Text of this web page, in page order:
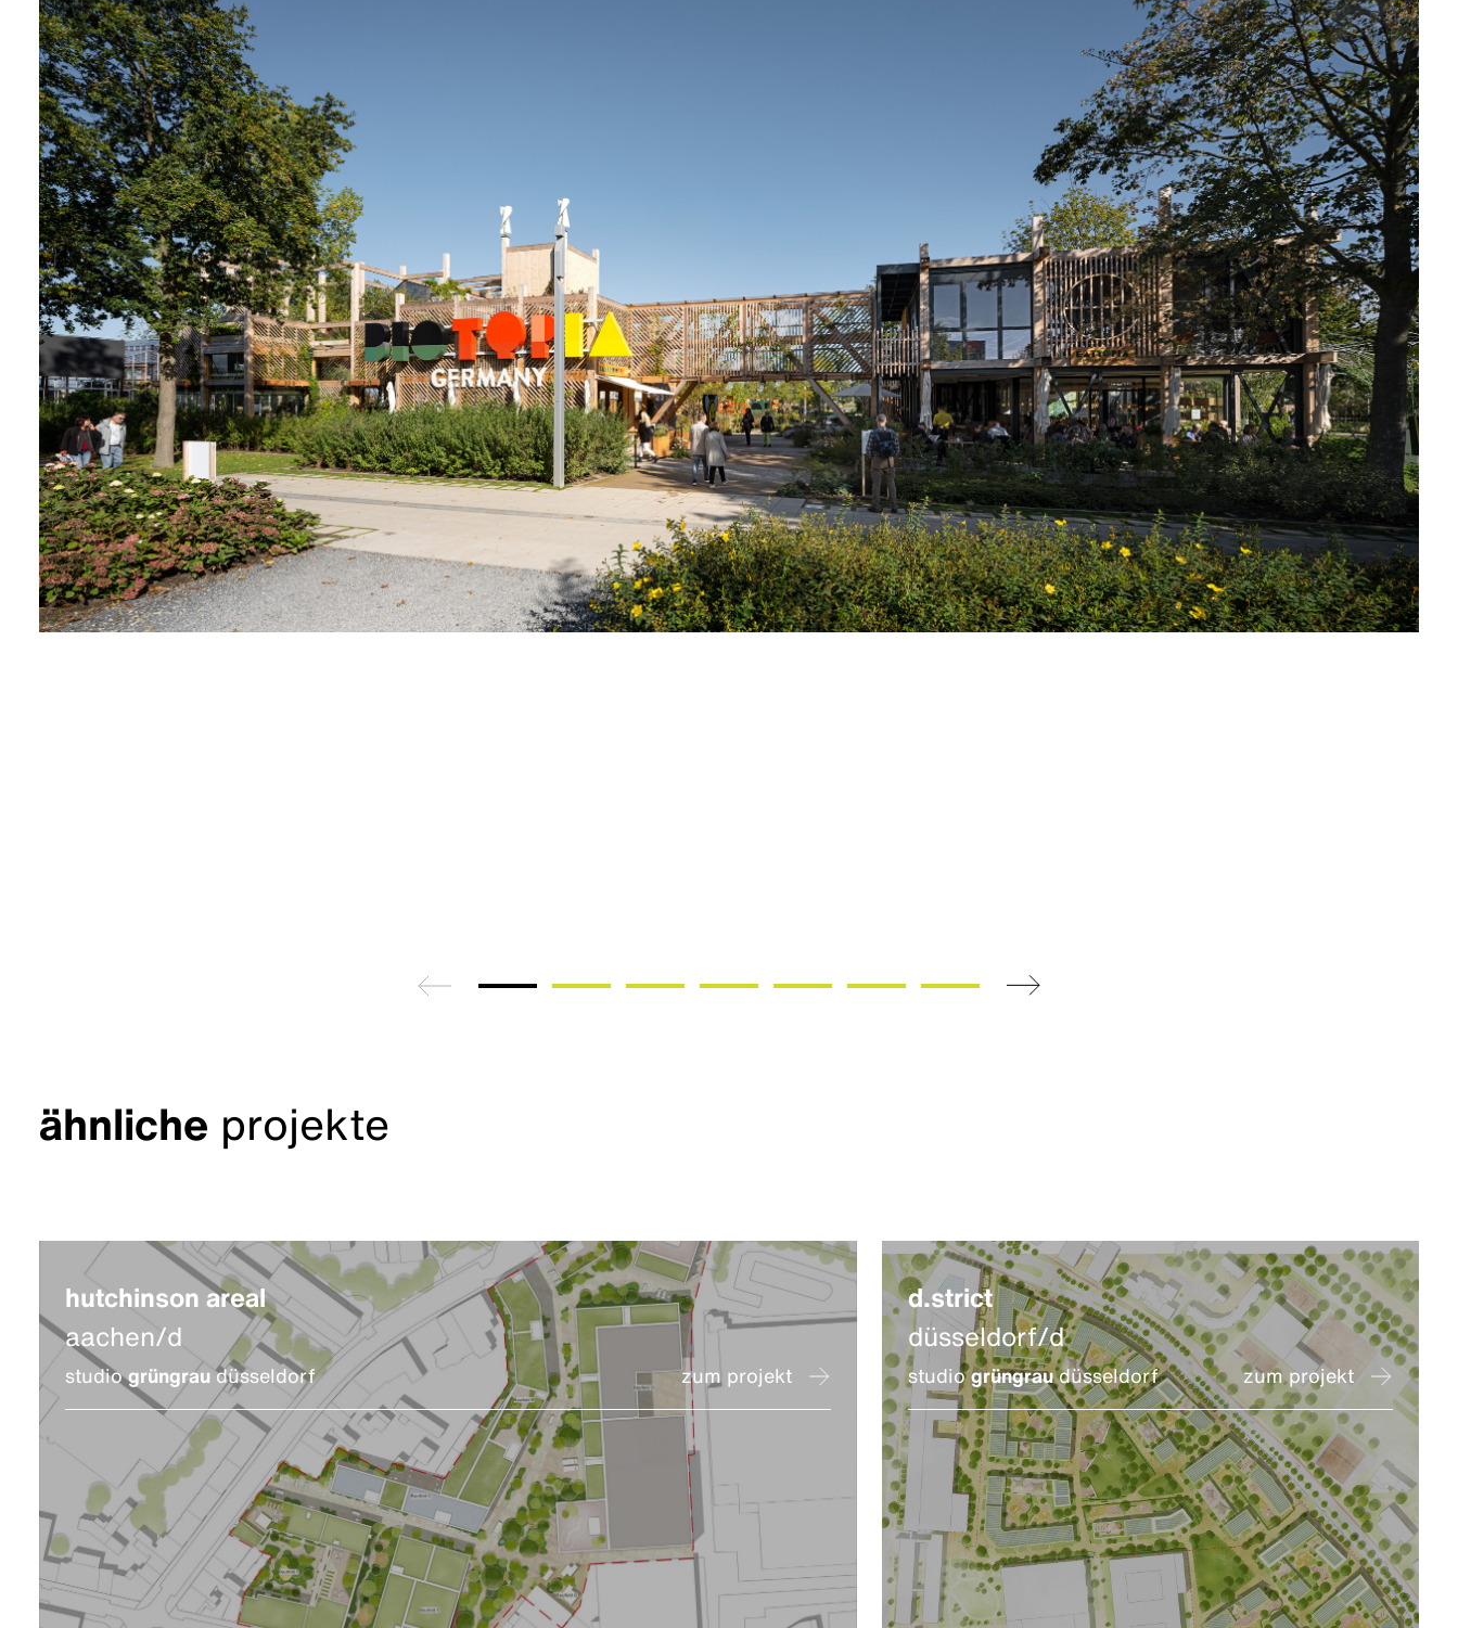
zurück weiter
ähnliche projekte
hutchinson areal
aachen/d
studiogrüngraudüsseldorf zum projekt
d.strict
düsseldorf/d
studiogrüngraudüsseldorf zum projekt